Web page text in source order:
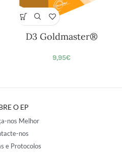
D3 Goldmaster®
9,95€
O EP
nos Melhor
nos
e Protocolos